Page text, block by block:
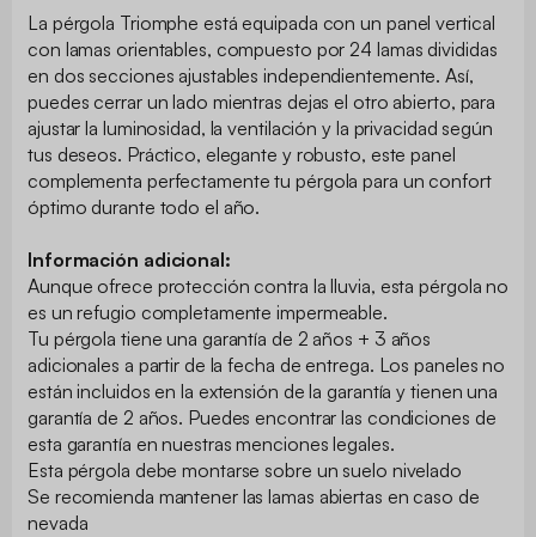
La pérgola Triomphe está equipada con un panel vertical
con lamas orientables, compuesto por 24 lamas divididas
en dos secciones ajustables independientemente. Así,
puedes cerrar un lado mientras dejas el otro abierto, para
ajustar la luminosidad, la ventilación y la privacidad según
tus deseos. Práctico, elegante y robusto, este panel
complementa perfectamente tu pérgola para un confort
óptimo durante todo el año.
Información adicional:
Aunque ofrece protección contra la lluvia, esta pérgola no
es un refugio completamente impermeable.
Tu pérgola tiene una garantía de 2 años + 3 años
adicionales a partir de la fecha de entrega. Los paneles no
están incluidos en la extensión de la garantía y tienen una
garantía de 2 años. Puedes encontrar las condiciones de
esta garantía en nuestras menciones legales.
Esta pérgola debe montarse sobre un suelo nivelado
Se recomienda mantener las lamas abiertas en caso de
nevada